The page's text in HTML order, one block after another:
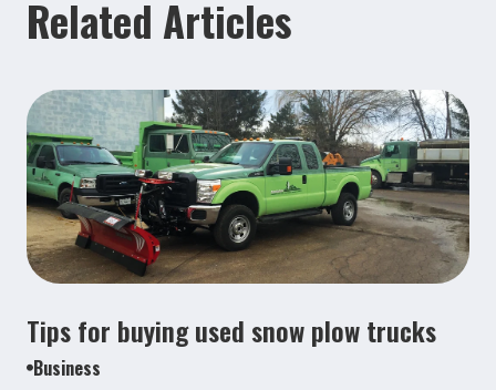
Related Articles
Tips for buying used snow plow trucks
Business